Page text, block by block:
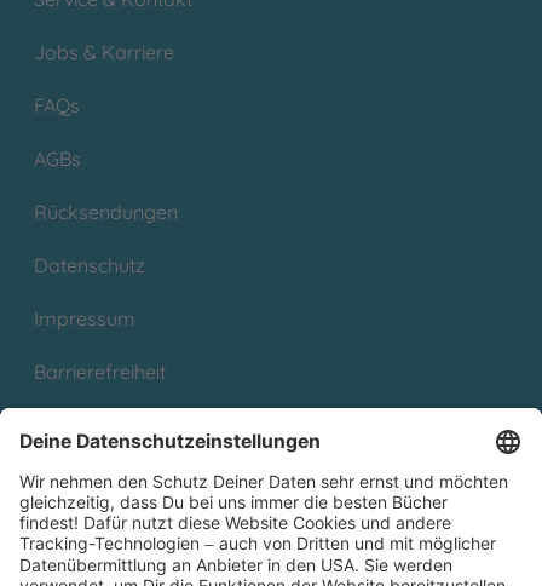
Jobs & Karriere
FAQs
AGBs
Rücksendungen
Datenschutz
Impressum
Barrierefreiheit
Partnerprogramm (Affiliate)
Folge uns auf